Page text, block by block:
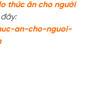
thức ăn cho người
an-cho-nguoi-